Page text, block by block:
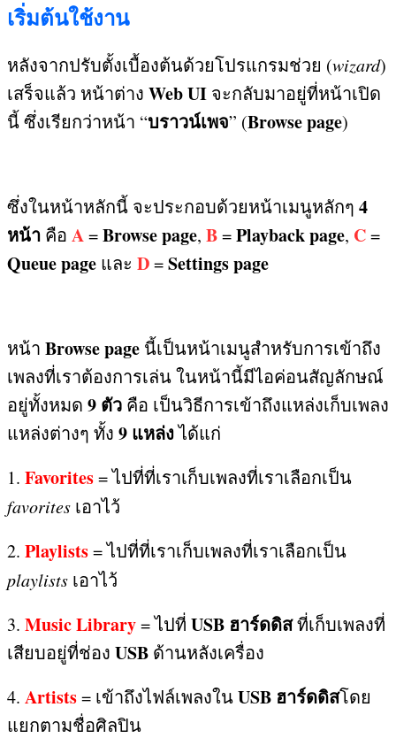
เริ่มต้นใช้งาน
หลังจากปรับตั้งเบื้องต้นด้วยโปรแกรมช่วย (wizard)
เสร็จแล้ว หน้าต่าง Web UI จะกลับมาอยู่ที่หน้าเปิด
นี้ ซึ่งเรียกว่าหน้า “บราวน์เพจ” (Browse page)
ซึ่งในหน้าหลักนี้ จะประกอบด้วยหน้าเมนูหลักๆ 4
หน้า คือ A=Browse page, B=Playback page, C=
Queue page และ D=Settings page
หน้า Browse page นี้เป็นหน้าเมนูสำหรับการเข้าถึง
เพลงที่เราต้องการเล่น ในหน้านี้มีไอค่อนสัญลักษณ์
อยู่ทั้งหมด 9 ตัว คือ เป็นวิธีการเข้าถึงแหล่งเก็บเพลง
แหล่งต่างๆ ทั้ง 9 แหล่งได้แก่
1. Favorites=ไปที่ที่เราเก็บเพลงที่เราเลือกเป็น
favorites เอาไว้
2. Playlists=ไปที่ที่เราเก็บเพลงที่เราเลือกเป็น
playlists เอาไว้
3. Music Library=ไปที่ USB ฮาร์ดดิสที่เก็บเพลงที่
เสียบอยู่ที่ช่อง USB ด้านหลังเครื่อง
4. Artists= เข้าถึงไฟล์เพลงในUSB ฮาร์ดดิสโดย
แยกตามชื่อศิลปิน